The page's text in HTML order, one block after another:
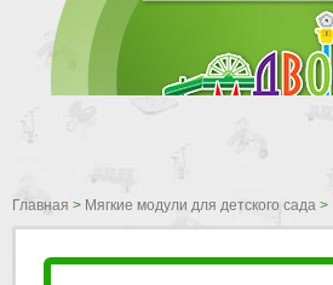
Главная > Мягкие модули для детского сада >